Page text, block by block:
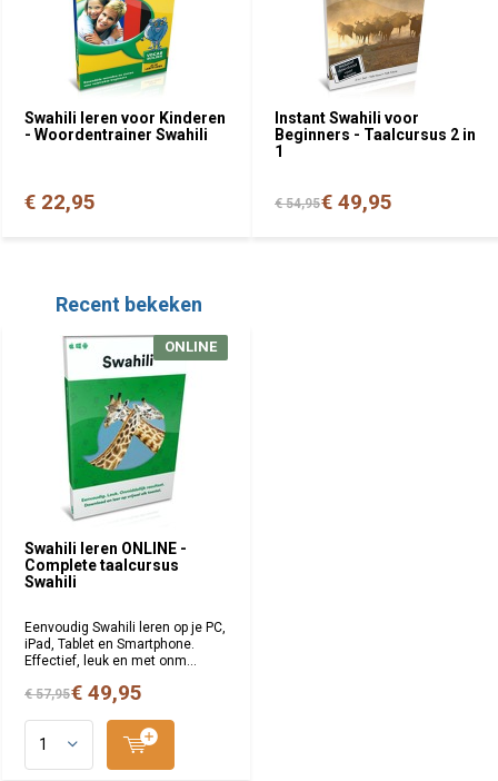
Swahili leren voor Kinderen
- Woordentrainer Swahili
€ 22,95
Instant Swahili voor
Beginners - Taalcursus 2 in
1
€ 54,95€ 49,95
Recent bekeken
Swahili leren ONLINE -
Complete taalcursus
Swahili
ONLINE
Eenvoudig Swahili leren op je PC,
iPad, Tablet en Smartphone.
Effectief, leuk en met onm...
€ 57,95€ 49,95